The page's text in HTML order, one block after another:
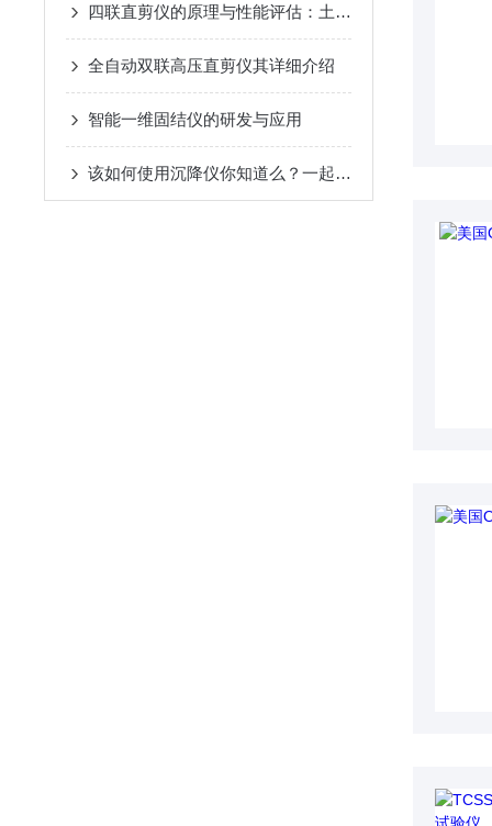
四联直剪仪的原理与性能评估：土壤力学研究的新工具
全自动双联高压直剪仪其详细介绍
智能一维固结仪的研发与应用
该如何使用沉降仪你知道么？一起来看看吧